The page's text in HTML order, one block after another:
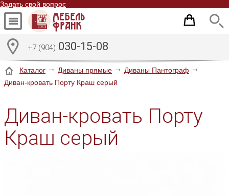
Задать свой вопрос
+7 (904) 030-15-08
Каталог Диваны прямые
Диваны Пантограф
Диван-кровать Порту Краш серый
Диван-кровать Порту
Краш серый